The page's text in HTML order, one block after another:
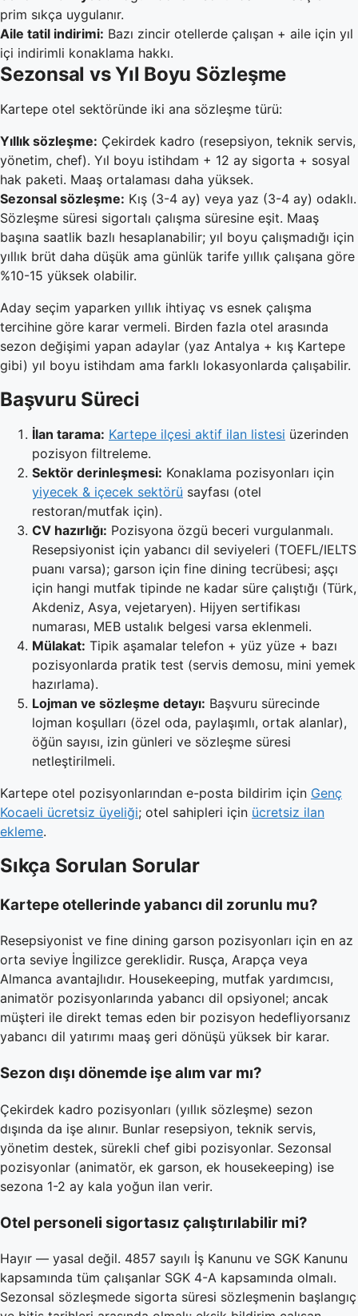
prim sıkça uygulanır.
Aile tatil indirimi: Bazı zincir otellerde çalışan + aile için yıl
içi indirimli konaklama hakkı.
Sezonsal vs Yıl Boyu Sözleşme
Kartepe otel sektöründe iki ana sözleşme türü:
Yıllık sözleşme: Çekirdek kadro (resepsiyon, teknik servis,
yönetim, chef). Yıl boyu istihdam + 12 ay sigorta + sosyal
hak paketi. Maaş ortalaması daha yüksek.
Sezonsal sözleşme: Kış (3-4 ay) veya yaz (3-4 ay) odaklı.
Sözleşme süresi sigortalı çalışma süresine eşit. Maaş
başına saatlik bazlı hesaplanabilir; yıl boyu çalışmadığı için
yıllık brüt daha düşük ama günlük tarife yıllık çalışana göre
%10-15 yüksek olabilir.
Aday seçim yaparken yıllık ihtiyaç vs esnek çalışma
tercihine göre karar vermeli. Birden fazla otel arasında
sezon değişimi yapan adaylar (yaz Antalya + kış Kartepe
gibi) yıl boyu istihdam ama farklı lokasyonlarda çalışabilir.
Başvuru Süreci
İlan tarama: Kartepe ilçesi aktif ilan listesi üzerinden
pozisyon filtreleme.
Sektör derinleşmesi: Konaklama pozisyonları için
yiyecek & içecek sektörü sayfası (otel
restoran/mutfak için).
CV hazırlığı: Pozisyona özgü beceri vurgulanmalı.
Resepsiyonist için yabancı dil seviyeleri (TOEFL/IELTS
puanı varsa); garson için fine dining tecrübesi; aşçı
için hangi mutfak tipinde ne kadar süre çalıştığı (Türk,
Akdeniz, Asya, vejetaryen). Hijyen sertifikası
numarası, MEB ustalık belgesi varsa eklenmeli.
Mülakat: Tipik aşamalar telefon + yüz yüze + bazı
pozisyonlarda pratik test (servis demosu, mini yemek
hazırlama).
Lojman ve sözleşme detayı: Başvuru sürecinde
lojman koşulları (özel oda, paylaşımlı, ortak alanlar),
öğün sayısı, izin günleri ve sözleşme süresi
netleştirilmeli.
Kartepe otel pozisyonlarından e-posta bildirim için Genç
Kocaeli ücretsiz üyeliği; otel sahipleri için ücretsiz ilan
ekleme.
Sıkça Sorulan Sorular
Kartepe otellerinde yabancı dil zorunlu mu?
Resepsiyonist ve fine dining garson pozisyonları için en az
orta seviye İngilizce gereklidir. Rusça, Arapça veya
Almanca avantajlıdır. Housekeeping, mutfak yardımcısı,
animatör pozisyonlarında yabancı dil opsiyonel; ancak
müşteri ile direkt temas eden bir pozisyon hedefliyorsanız
yabancı dil yatırımı maaş geri dönüşü yüksek bir karar.
Sezon dışı dönemde işe alım var mı?
Çekirdek kadro pozisyonları (yıllık sözleşme) sezon
dışında da işe alınır. Bunlar resepsiyon, teknik servis,
yönetim destek, sürekli chef gibi pozisyonlar. Sezonsal
pozisyonlar (animatör, ek garson, ek housekeeping) ise
sezona 1-2 ay kala yoğun ilan verir.
Otel personeli sigortasız çalıştırılabilir mi?
Hayır — yasal değil. 4857 sayılı İş Kanunu ve SGK Kanunu
kapsamında tüm çalışanlar SGK 4-A kapsamında olmalı.
Sezonsal sözleşmede sigorta süresi sözleşmenin başlangıç